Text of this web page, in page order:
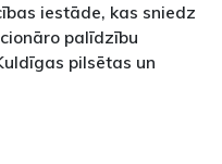
iestāde, kas sniedz
palīdzību
pilsētas un